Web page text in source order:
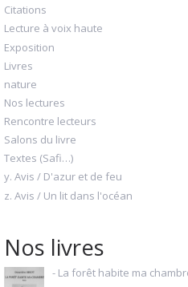
Citations
Lecture à voix haute
Exposition
Livres
nature
Nos lectures
Rencontre lecteurs
Salons du livre
Textes (Safi…)
y. Avis / D'azur et de feu
z. Avis / Un lit dans l'océan
Nos livres
- La forêt habite ma